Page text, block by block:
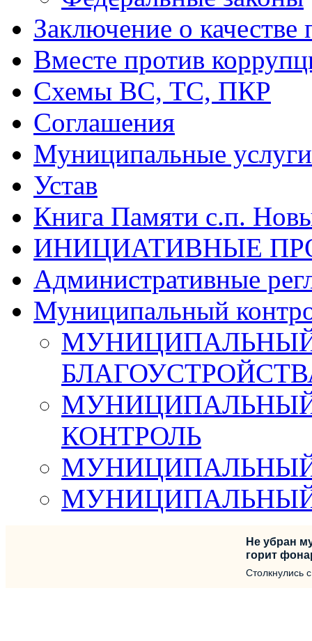
Заключение о качестве
Вместе против
Схемы ВС, ТС, ПКР
Соглашения
Муниципальные
Устав
Книга Памяти с.п.
ИНИЦИАТИВНЫЕ
Административные
Муниципальный
КОНТРОЛЬ
Не убран
горит
Столкнулись